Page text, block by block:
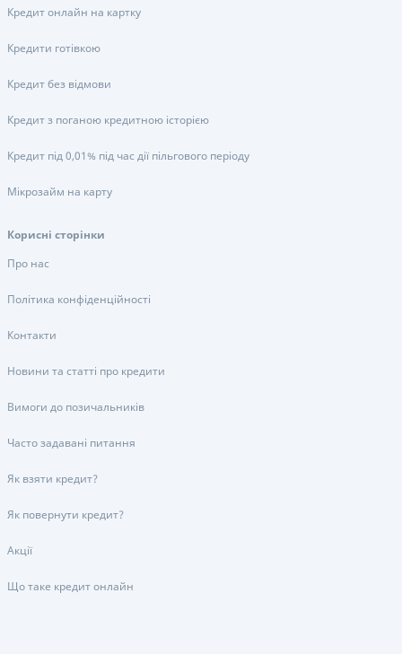
Кредит онлайн на картку
Кредити готівкою
Кредит без відмови
Кредит з поганою кредитною історією
Кредит під 0,01% під час дії пільгового періоду
Мікрозайм на карту
Корисні сторінки
Про нас
Політика конфіденційності
Контакти
Новини та статті про кредити
Вимоги до позичальників
Часто задавані питання
Як взяти кредит?
Як повернути кредит?
Акції
Що таке кредит онлайн